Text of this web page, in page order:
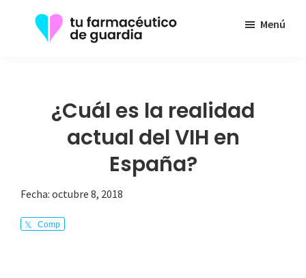
Guardia
información
enfermedad
Menú
¿Cuál es la realidad
actual del VIH en
España?
Fecha: octubre 8, 2018
Comp